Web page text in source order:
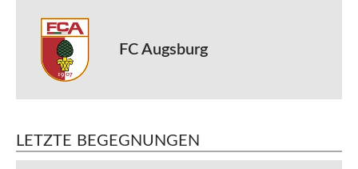
FC Augsburg
LETZTE BEGEGNUNGEN